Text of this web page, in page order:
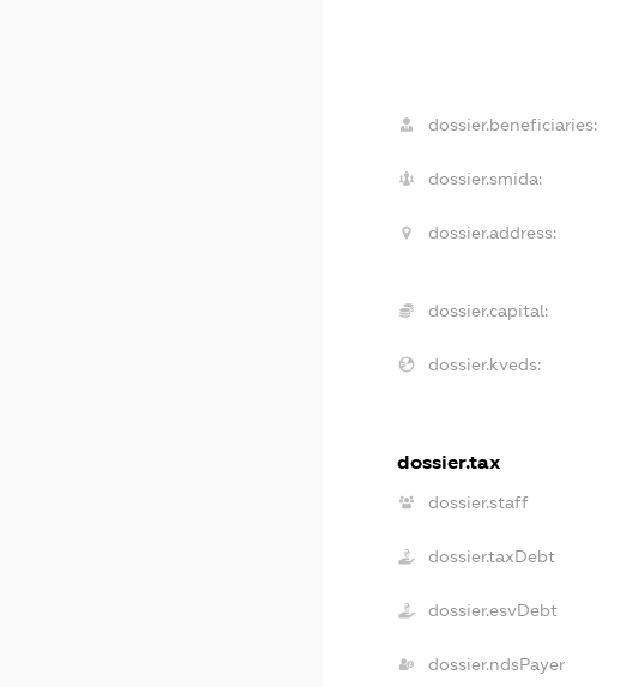
dossier.beneficiaries:
dossier.smida:
dossier.address:
dossier.capital:
dossier.kveds:
dossier.tax
dossier.staff
dossier.taxDebt
dossier.esvDebt
dossier.ndsPayer